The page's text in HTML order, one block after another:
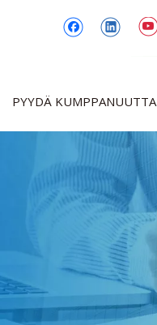
PYYDÄ KUMPPANUUTTA